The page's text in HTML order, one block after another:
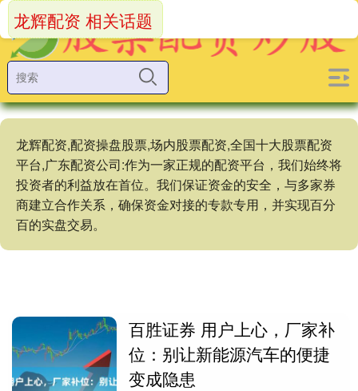
龙辉配资,配资操盘股票,场内股票配资,全国十大股票配资
平台,广东配资公司:作为一家正规的配资平台，我们始终将
投资者的利益放在首位。我们保证资金的安全，与多家券
商建立合作关系，确保资金对接的专款专用，并实现百分
百的实盘交易。
龙辉配资 相关话题
百胜证券 用户上心，厂家补
位：别让新能源汽车的便捷
变成隐患